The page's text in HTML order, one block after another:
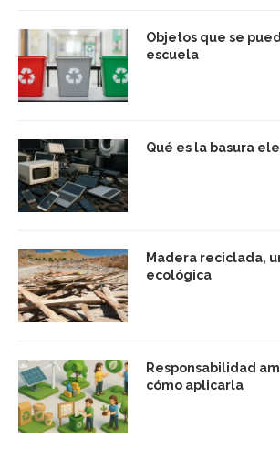
Objetos que se
escuela
Qué es la basura
Madera reciclada,
ecológica
Responsabilidad
cómo aplicarla